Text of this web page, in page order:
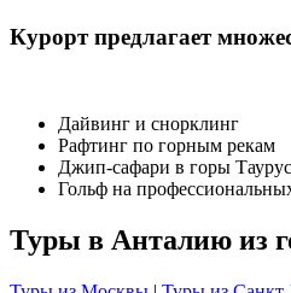
Курорт предлагает
Дайвинг и снорклинг
Рафтинг по горным рекам
Джип-сафари в горы Таурус
Гольф на
Туры в Анталию из